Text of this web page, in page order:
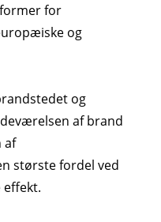
for
og
og
af ​​brand
største fordel ved